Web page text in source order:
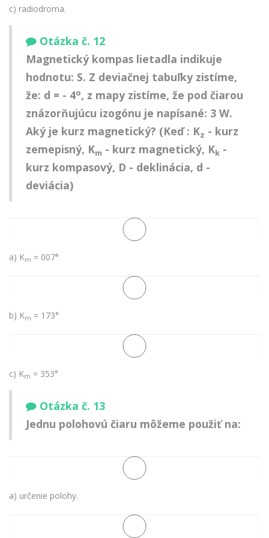
c) radiodroma.
Otázka č. 12
Magnetický kompas lietadla indikuje
hodnotu: S. Z deviačnej tabuľky zistíme,
že: d = - 4o, z mapy zistíme, že pod čiarou
znázorňujúcu izogónu je napísané: 3 W.
Aký je kurz magnetický? (Keď : Kz - kurz
zemepisný, Km - kurz magnetický, Kk -
kurz kompasový, D - deklinácia, d -
deviácia)
a) Km = 007°
b) Km = 173°
c) Km = 353°
Otázka č. 13
Jednu polohovú čiaru môžeme použiť na:
a) určenie polohy.